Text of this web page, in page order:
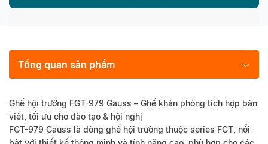
Tổng quan sản phẩm
Ghế hội trường FGT-979 Gauss – Ghế khán phòng tích hợp bàn
viết, tối ưu cho đào tạo & hội nghị
FGT-979 Gauss là dòng ghế hội trường thuộc series FGT, nổi